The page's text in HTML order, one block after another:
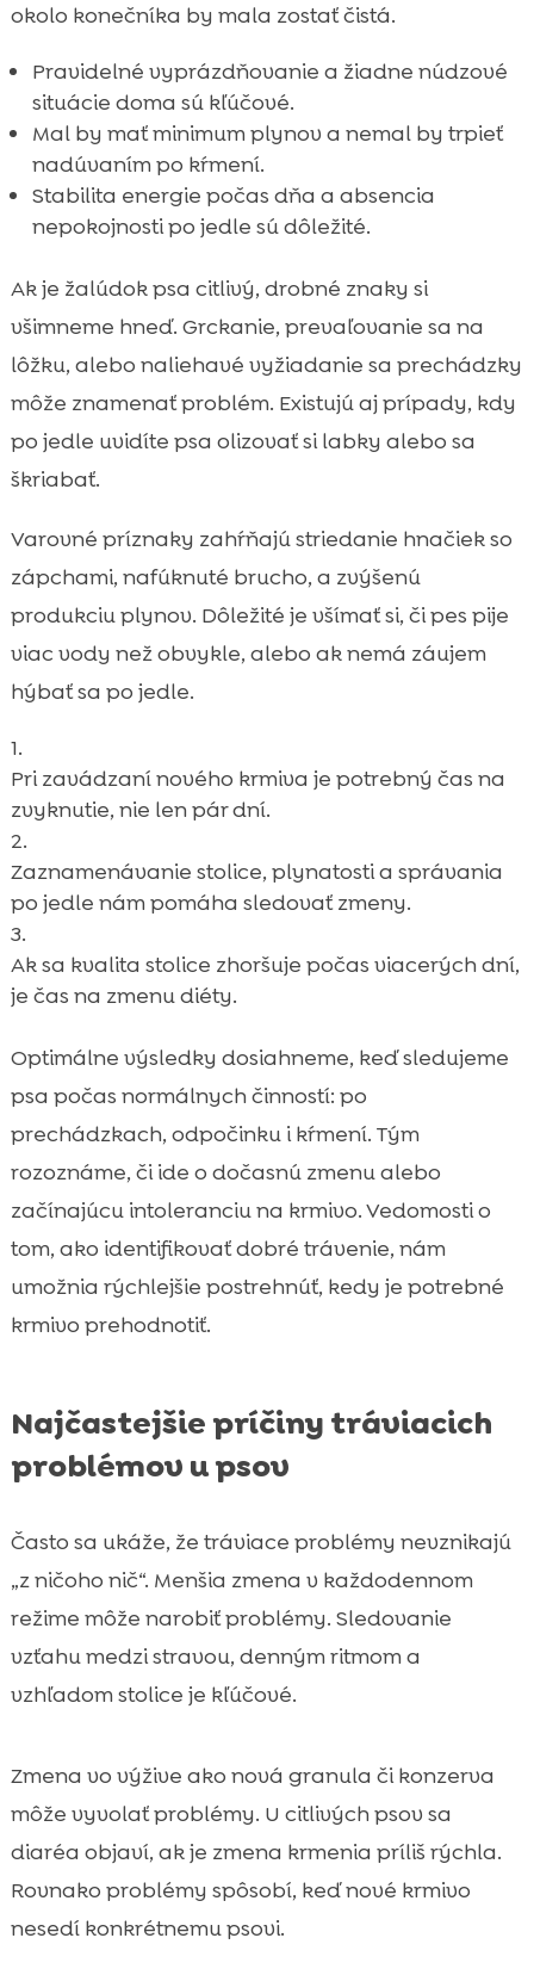
okolo konečníka by mala zostať čistá.
Pravidelné vyprázdňovanie a žiadne núdzové
situácie doma sú kľúčové.
Mal by mať minimum plynov a nemal by trpieť
nadúvaním po kŕmení.
Stabilita energie počas dňa a absencia
nepokojnosti po jedle sú dôležité.
Ak je žalúdok psa citlivý, drobné znaky si
všimneme hneď. Grckanie, prevaľovanie sa na
lôžku, alebo naliehavé vyžiadanie sa prechádzky
môže znamenať problém. Existujú aj prípady, kdy
po jedle uvidíte psa olizovať si labky alebo sa
škriabať.
Varovné príznaky zahŕňajú striedanie hnačiek so
zápchami, nafúknuté brucho, a zvýšenú
produkciu plynov. Dôležité je všímať si, či pes pije
viac vody než obvykle, alebo ak nemá záujem
hýbať sa po jedle.
Pri zavádzaní nového krmiva je potrebný čas na
zvyknutie, nie len pár dní.
Zaznamenávanie stolice, plynatosti a správania
po jedle nám pomáha sledovať zmeny.
Ak sa kvalita stolice zhoršuje počas viacerých dní,
je čas na zmenu diéty.
Optimálne výsledky dosiahneme, keď sledujeme
psa počas normálnych činností: po
prechádzkach, odpočinku i kŕmení. Tým
rozoznáme, či ide o dočasnú zmenu alebo
začínajúcu intoleranciu na krmivo. Vedomosti o
tom, ako identifikovať dobré trávenie, nám
umožnia rýchlejšie postrehnúť, kedy je potrebné
krmivo prehodnotiť.
Najčastejšie príčiny tráviacich
problémov u psov
Často sa ukáže, že tráviace problémy nevznikajú
„z ničoho nič“. Menšia zmena v každodennom
režime môže narobiť problémy. Sledovanie
vzťahu medzi stravou, denným ritmom a
vzhľadom stolice je kľúčové.
Zmena vo výžive ako nová granula či konzerva
môže vyvolať problémy. U citlivých psov sa
diaréa objaví, ak je zmena krmenia príliš rýchla.
Rovnako problémy spôsobí, keď nové krmivo
nesedí konkrétnemu psovi.